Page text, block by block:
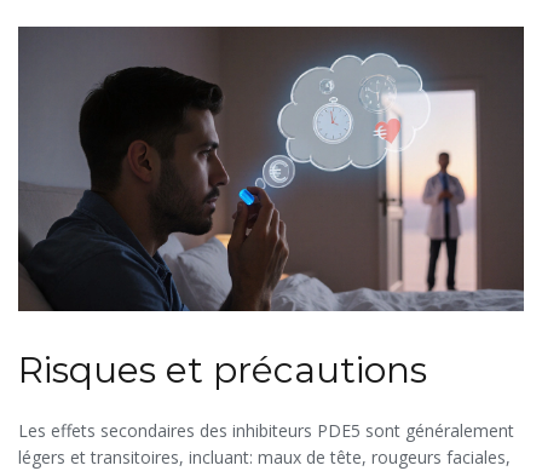
Risques et précautions
Les effets secondaires des inhibiteurs PDE5 sont généralement
légers et transitoires, incluant: maux de tête, rougeurs faciales,